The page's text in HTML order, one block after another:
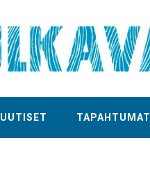
UUTISET TAPAHTUMAT